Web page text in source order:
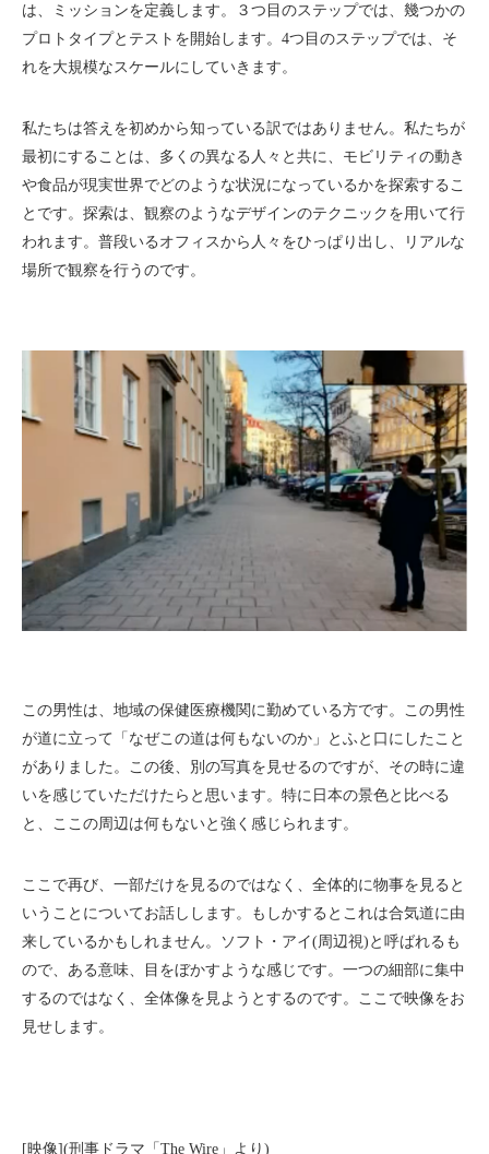
は、ミッションを定義します。３つ目のステップでは、幾つかの
プロトタイプとテストを開始します。4つ目のステップでは、そ
れを大規模なスケールにしていきます。
私たちは答えを初めから知っている訳ではありません。私たちが
最初にすることは、多くの異なる人々と共に、モビリティの動き
や食品が現実世界でどのような状況になっているかを探索するこ
とです。探索は、観察のようなデザインのテクニックを用いて行
われます。普段いるオフィスから人々をひっぱり出し、リアルな
場所で観察を行うのです。
この男性は、地域の保健医療機関に勤めている方です。この男性
が道に立って「なぜこの道は何もないのか」とふと口にしたこと
がありました。この後、別の写真を見せるのですが、その時に違
いを感じていただけたらと思います。特に日本の景色と比べる
と、ここの周辺は何もないと強く感じられます。
ここで再び、一部だけを見るのではなく、全体的に物事を見ると
いうことについてお話しします。もしかするとこれは合気道に由
来しているかもしれません。ソフト・アイ(周辺視)と呼ばれるも
ので、ある意味、目をぼかすような感じです。一つの細部に集中
するのではなく、全体像を見ようとするのです。ここで映像をお
見せします。
[映像](刑事ドラマ「The Wire」より)